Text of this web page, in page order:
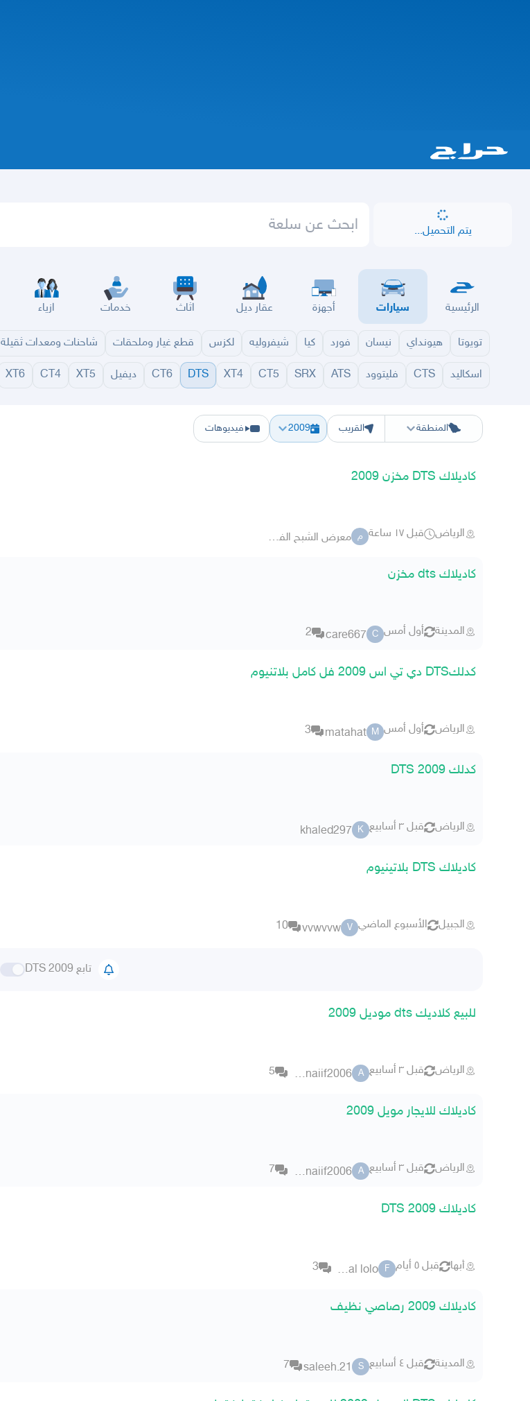
يتم التحميل...
الرئيسية سيارات أجهزة عقار ديل اثاث خدمات ازياء
تويوتا هيونداي نيسان فورد كيا شيفروليه لكزس قطع غيار وملحقات شاحنات ومعدات ثقيلة
اسكاليد CTS فليتوود ATS
SRX
CT5
XT4
DTS
CT6 ديفيل XT5
CT4
XT6
المنطقة
الرياض الشرقيه حفر الباطن المدينة الطايفتبوك القصيم الباحة
القريب 2009 فيديوهات
كاديلاك DTS مخزن 2009
الرياض قبل ١٧ ساعة م معرض الشبح الفضي للسيارات 1
كاديلاك dts مخزن
المدينة أول أمس C
care667
2
كدلكDTS دي تي اس 2009 فل كامل بلاتنيوم
الرياض أول أمس M
matahat
3
كدلك DTS 2009
الرياض قبل ٣ أسابيع K
khaled297
كاديلاك DTS بلاتينيوم
الجبيل الأسبوع الماضي V
vvwvvw
10
تابع DTS 2009
للبيع كلاديك dts موديل 2009
الرياض قبل ٣ أسابيع A
abonaiif2006
5
كاديلاك للايجار مويل 2009
الرياض قبل ٣ أسابيع A
abonaiif2006
7
كاديلاك DTS 2009
أبها قبل ٥ أيام F
faisal lolo
3
كاديلاك 2009 رصاصي نظيف
المدينة قبل ٤ أسابيع S
saleeh.21
7